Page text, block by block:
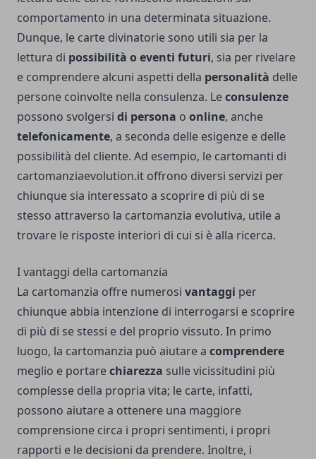
comportamento in una determinata situazione.
Dunque, le carte divinatorie sono utili sia per la
lettura di possibilità o eventi futuri, sia per rivelare
e comprendere alcuni aspetti della personalità delle
persone coinvolte nella consulenza. Leconsulenze
possono svolgersi di persona o online, anche
telefonicamente, a seconda delle esigenze e delle
possibilità del cliente. Ad esempio, le cartomanti di
cartomanziaevolution.it offrono diversi servizi per
chiunque sia interessato a scoprire di più di se
stesso attraverso la cartomanzia evolutiva, utile a
trovare le risposte interiori di cui si è alla ricerca.
I vantaggi della cartomanzia
La cartomanzia offre numerosi vantaggi per
chiunque abbia intenzione di interrogarsi e scoprire
di più di se stessi e del proprio vissuto. In primo
luogo, la cartomanzia può aiutare a comprendere
meglio e portarechiarezza sulle vicissitudini più
complesse della propria vita; le carte, infatti,
possono aiutare a ottenere una maggiore
comprensione circa i propri sentimenti, i propri
rapporti e le decisioni da prendere. Inoltre, i